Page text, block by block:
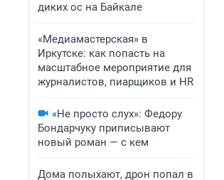
диких ос на Байкале
«Медиамастерская» в
Иркутске: как попасть на
масштабное мероприятие для
журналистов, пиарщиков и HR
«Не просто слух»: Федору
Бондарчуку приписывают
новый роман — с кем
Дома полыхают, дрон попал в